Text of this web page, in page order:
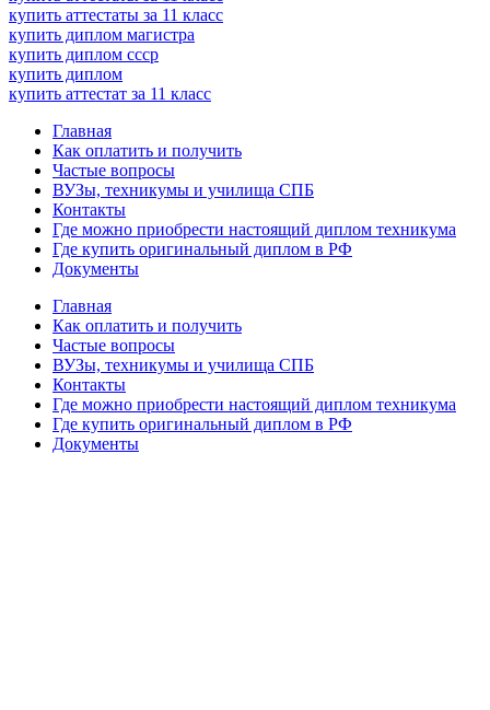
купить аттестаты за 11 класс
купить диплом магистра
купить диплом ссср
купить диплом
купить аттестат за 11 класс
Главная
Как оплатить и получить
Частые вопросы
ВУЗы, техникумы и училища СПБ
Контакты
Где можно приобрести настоящий диплом техникума
Где купить оригинальный диплом в РФ
Документы
Главная
Как оплатить и получить
Частые вопросы
ВУЗы, техникумы и училища СПБ
Контакты
Где можно приобрести настоящий диплом техникума
Где купить оригинальный диплом в РФ
Документы